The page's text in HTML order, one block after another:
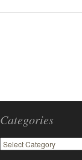
Categories